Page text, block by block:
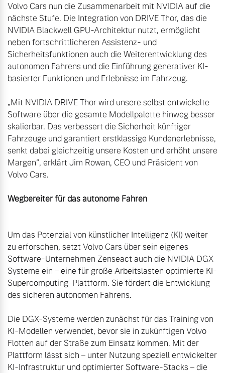
Volvo Cars nun die Zusammenarbeit mit NVIDIA auf die
nächste Stufe. Die Integration von DRIVE Thor, das die
NVIDIA Blackwell GPU-Architektur nutzt, ermöglicht
neben fortschrittlicheren Assistenz- und
Sicherheitsfunktionen auch die Weiterentwicklung des
autonomen Fahrens und die Einführung generativer KI-
basierter Funktionen und Erlebnisse im Fahrzeug.
„Mit NVIDIA DRIVE Thor wird unsere selbst entwickelte
Software über die gesamte Modellpalette hinweg besser
skalierbar. Das verbessert die Sicherheit künftiger
Fahrzeuge und garantiert erstklassige Kundenerlebnisse,
senkt dabei gleichzeitig unsere Kosten und erhöht unsere
Margen“, erklärt Jim Rowan, CEO und Präsident von
Volvo Cars.
Wegbereiter für das autonome Fahren
Um das Potenzial von künstlicher Intelligenz (KI) weiter
zu erforschen, setzt Volvo Cars über sein eigenes
Software-Unternehmen Zenseact auch die NVIDIA DGX
Systeme ein – eine für große Arbeitslasten optimierte KI-
Supercomputing-Plattform. Sie fördert die Entwicklung
des sicheren autonomen Fahrens.
Die DGX-Systeme werden zunächst für das Training von
KI-Modellen verwendet, bevor sie in zukünftigen Volvo
Flotten auf der Straße zum Einsatz kommen. Mit der
Plattform lässt sich – unter Nutzung speziell entwickelter
KI-Infrastruktur und optimierter Software-Stacks – die